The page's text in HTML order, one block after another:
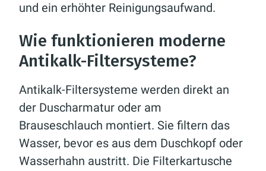
und ein erhöhter Reinigungsaufwand.
Wie funktionieren moderne
Antikalk-Filtersysteme?
Antikalk-Filtersysteme werden direkt an
der Duscharmatur oder am
Brauseschlauch montiert. Sie filtern das
Wasser, bevor es aus dem Duschkopf oder
Wasserhahn austritt. Die Filterkartusche